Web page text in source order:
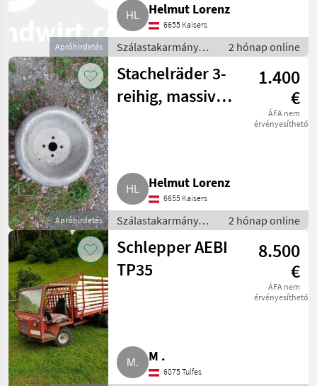
Apróhirdetés
Helmut Lorenz
6655 Kaisers
Szálastakarmány
betakarítók / Hegyi
gépesítés
2 hónap online
Apróhirdetés
Stachelräder 3-
reihig, massiv
1.400
€
ÁFA nem
érvényesíthető
Helmut Lorenz
6655 Kaisers
Szálastakarmány
betakarítók / Hegyi
gépesítés
2 hónap online
Schlepper AEBI
TP35
8.500
€
ÁFA nem
érvényesíthető
M .
6075 Tulfes